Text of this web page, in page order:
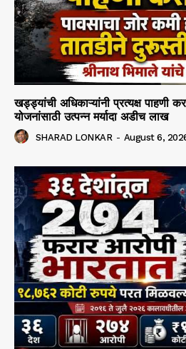
खड्ड्यांची अधिकाऱ्यांनी प्रत्यक्ष पाहणी
योजनांसाठी उत्पन्न मर्यादा अडीच लाख
SHARAD LONKAR - August 6,